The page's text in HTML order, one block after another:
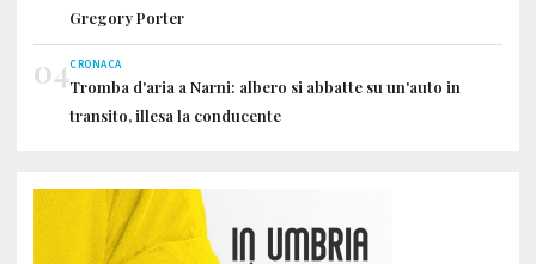
Gregory Porter
04CRONACA
Tromba d'aria a Narni: albero si abbatte su un'auto in
transito, illesa la conducente